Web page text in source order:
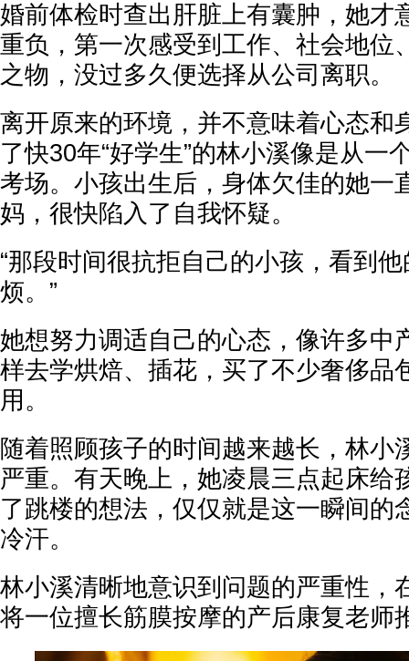
婚前体检时查出肝脏上有囊肿，她才
重负，第一次感受到工作、社会地位
之物，没过多久便选择从公司离职。
离开原来的环境，并不意味着心态和
了快30年“好学生”的林小溪像是从一
考场。小孩出生后，身体欠佳的她一
妈，很快陷入了自我怀疑。
“那段时间很抗拒自己的小孩，看到
烦。”
她想努力调适自己的心态，像许多中
样去学烘焙、插花，买了不少奢侈品
用。
随着照顾孩子的时间越来越长，林小
严重。有天晚上，她凌晨三点起床给
了跳楼的想法，仅仅就是这一瞬间的
冷汗。
林小溪清晰地意识到问题的严重性，
将一位擅长筋膜按摩的产后康复老师